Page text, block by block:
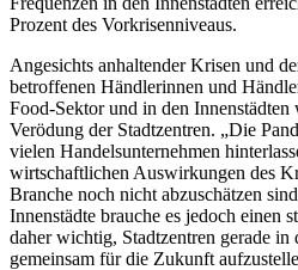
Prozent des Vorkrisenniveaus.
Angesichts anhaltender Krisen und
betroffenen Händlerinnen und
Food-Sektor und in den
Verödung der Stadtzentren. „Die
vielen Handelsunternehmen
wirtschaftlichen Auswirkungen des
Branche noch nicht abzuschätzen
Innenstädte brauche es jedoch einen
daher wichtig, Stadtzentren gerade
gemeinsam für die Zukunft